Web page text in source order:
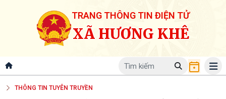
TRANG THÔNG TIN ĐIỆN TỬ
XÃ HƯƠNG KHÊ
THÔNG TIN TUYÊN TRUYỀN